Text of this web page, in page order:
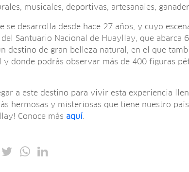
musicales, deportivas, artesanales,
se desarrolla desde hace 27 años, y cuyo
Santuario Nacional de Huayllay, que abarca
destino de gran belleza natural, en el que
donde podrás observar más de 400 figuras
a este destino para vivir esta experiencia
hermosas y misteriosas que tiene nuestro
Conoce más aquí